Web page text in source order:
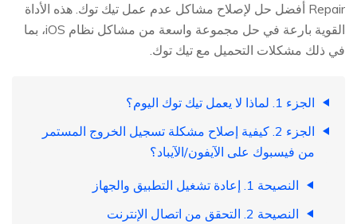
Repair أفضل حل لإصلاح مشاكل عدم عمل تيك توك. هذه الأداة
القوية بارعة في حل مجموعة واسعة من مشاكل نظام iOS، بما
في ذلك مشكلات التحميل مع تيك توك.
الجزء 1. لماذا لا يعمل تيك توك اليوم؟
الجزء 2. كيفية إصلاح مشكلة تسجيل الخروج المستمر
من فيسبوك على الآيفون/الآيباد؟
النصيحة 1. إعادة تشغيل التطبيق والجهاز
النصيحة 2. التحقق من اتصال الإنترنت